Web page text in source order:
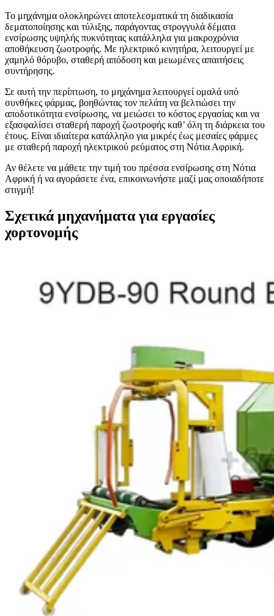
Το μηχάνημα ολοκληρώνει αποτελεσματικά τη διαδικασία
δεματοποίησης και τύλιξης, παράγοντας στρογγυλά δέματα
ενσίρωσης υψηλής πυκνότητας κατάλληλα για μακροχρόνια
αποθήκευση ζωοτροφής. Με ηλεκτρικό κινητήρα, λειτουργεί με
χαμηλό θόρυβο, σταθερή απόδοση και μειωμένες απαιτήσεις
συντήρησης.
Σε αυτή την περίπτωση, το μηχάνημα λειτουργεί ομαλά υπό
συνθήκες φάρμας, βοηθώντας τον πελάτη να βελτιώσει την
αποδοτικότητα ενσίρωσης, να μειώσει το κόστος εργασίας και να
εξασφαλίσει σταθερή παροχή ζωοτροφής καθ’ όλη τη διάρκεια του
έτους. Είναι ιδιαίτερα κατάλληλο για μικρές έως μεσαίες φάρμες
με σταθερή παροχή ηλεκτρικού ρεύματος στη Νότια Αφρική.
Αν θέλετε να μάθετε την τιμή του πρέσσα ενσίρωσης στη Νότια
Αφρική ή να αγοράσετε ένα, επικοινωνήστε μαζί μας οποιαδήποτε
στιγμή!
Σχετικά μηχανήματα για εργασίες
χορτονομής